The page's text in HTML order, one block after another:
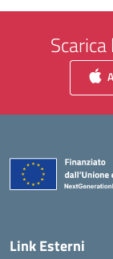
Link Esterni